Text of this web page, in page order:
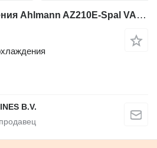
Вентилятор охлаждения Ahlmann AZ210E-Spal VA15-BP70 24V-Fan/Lüfter/Ventilator для фронтального погрузчика
B.V.